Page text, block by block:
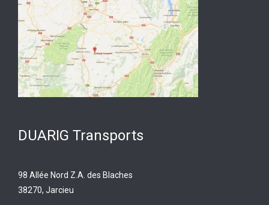
DUARIG Transports
98 Allée Nord Z.A. des Blaches
38270, Jarcieu